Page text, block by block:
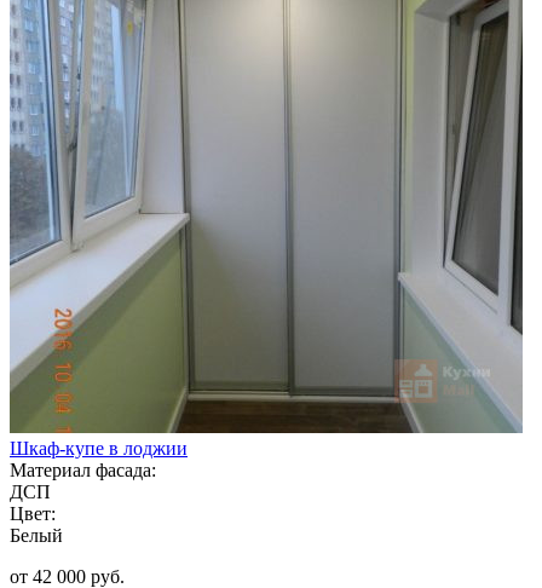
Шкаф-купе в лоджии
Материал фасада:
ДСП
Цвет:
Белый
от 42 000 руб.